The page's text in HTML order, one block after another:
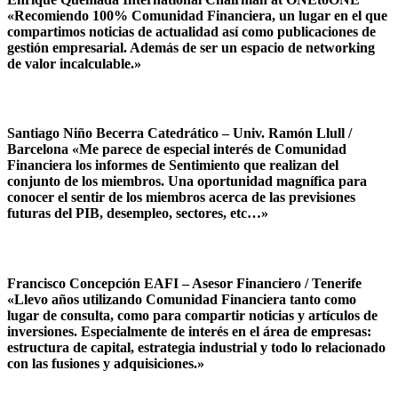
«Recomiendo 100% Comunidad Financiera, un lugar en el que
compartimos noticias de actualidad así como publicaciones de
gestión empresarial. Además de ser un espacio de networking
de valor incalculable.»
Santiago Niño Becerra Catedrático – Univ. Ramón Llull /
Barcelona «Me parece de especial interés de Comunidad
Financiera los informes de Sentimiento que realizan del
conjunto de los miembros. Una oportunidad magnífica para
conocer el sentir de los miembros acerca de las previsiones
futuras del PIB, desempleo, sectores, etc…»
Francisco Concepción EAFI – Asesor Financiero / Tenerife
«Llevo años utilizando Comunidad Financiera tanto como
lugar de consulta, como para compartir noticias y artículos de
inversiones. Especialmente de interés en el área de empresas:
estructura de capital, estrategia industrial y todo lo relacionado
con las fusiones y adquisiciones.»